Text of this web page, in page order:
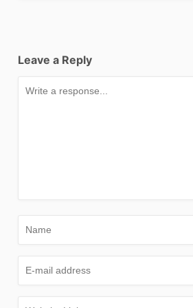
Leave a Reply